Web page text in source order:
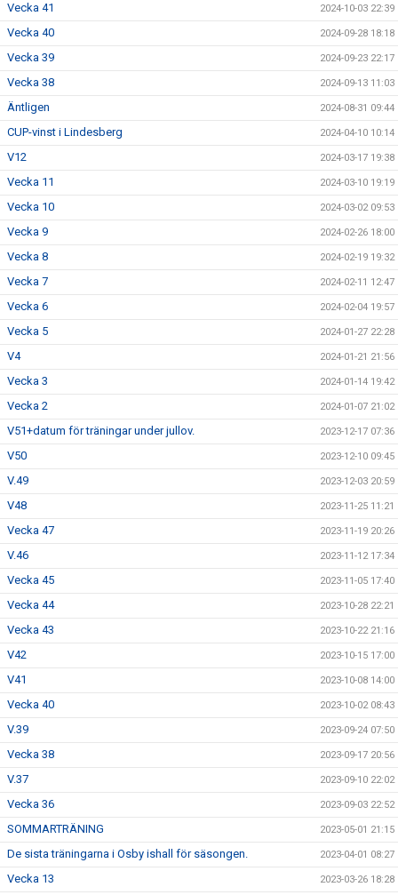
Vecka 41 2024-10-03 22:39
Vecka 40 2024-09-28 18:18
Vecka 39 2024-09-23 22:17
Vecka 38 2024-09-13 11:03
Äntligen 2024-08-31 09:44
CUP-vinst i Lindesberg 2024-04-10 10:14
V12 2024-03-17 19:38
Vecka 11 2024-03-10 19:19
Vecka 10 2024-03-02 09:53
Vecka 9 2024-02-26 18:00
Vecka 8 2024-02-19 19:32
Vecka 7 2024-02-11 12:47
Vecka 6 2024-02-04 19:57
Vecka 5 2024-01-27 22:28
V4 2024-01-21 21:56
Vecka 3 2024-01-14 19:42
Vecka 2 2024-01-07 21:02
V51+datum för träningar under jullov. 2023-12-17 07:36
V50 2023-12-10 09:45
V.49 2023-12-03 20:59
V48 2023-11-25 11:21
Vecka 47 2023-11-19 20:26
V.46 2023-11-12 17:34
Vecka 45 2023-11-05 17:40
Vecka 44 2023-10-28 22:21
Vecka 43 2023-10-22 21:16
V42 2023-10-15 17:00
V41 2023-10-08 14:00
Vecka 40 2023-10-02 08:43
V.39 2023-09-24 07:50
Vecka 38 2023-09-17 20:56
V.37 2023-09-10 22:02
Vecka 36 2023-09-03 22:52
SOMMARTRÄNING 2023-05-01 21:15
De sista träningarna i Osby ishall för säsongen. 2023-04-01 08:27
Vecka 13 2023-03-26 18:28